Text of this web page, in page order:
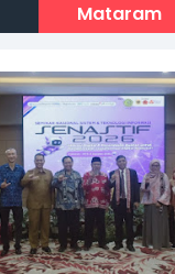
Mataram